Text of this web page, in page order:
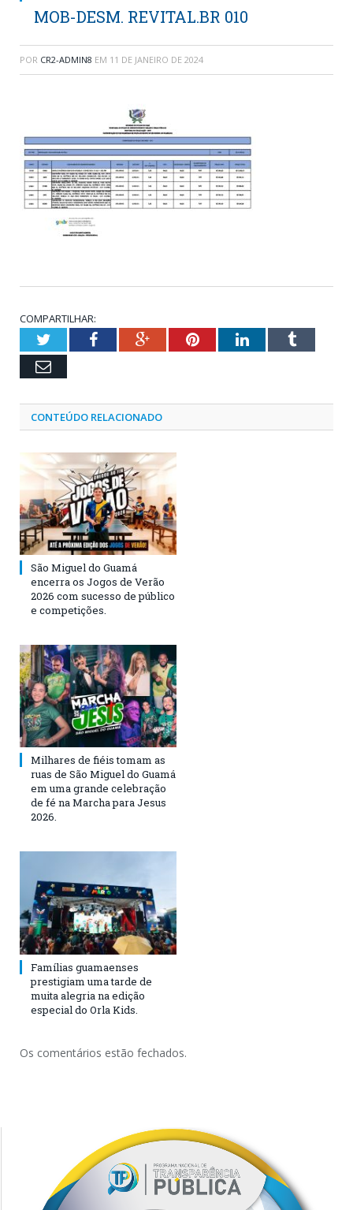
MOB-DESM. REVITAL.BR 010
POR CR2-ADMIN8 EM 11 DE JANEIRO DE 2024
COMPARTILHAR:
TwitterFacebookGoogle+PinterestLinkedInTumblr
Email
CONTEÚDO RELACIONADO
São Miguel do Guamá
encerra os Jogos de Verão
2026 com sucesso de público
e competições.
Milhares de fiéis tomam as
ruas de São Miguel do Guamá
em uma grande celebração
de fé na Marcha para Jesus
2026.
Famílias guamaenses
prestigiam uma tarde de
muita alegria na edição
especial do Orla Kids.
Os comentários estão fechados.